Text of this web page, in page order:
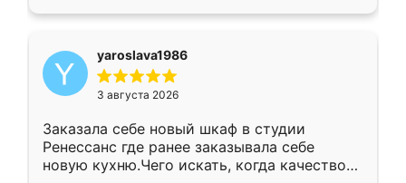
yaroslava1986
3 августа 2026
Заказала себе новый шкаф в студии
Ренессанс где ранее заказывала себе
новую кухню.Чего искать, когда качеством